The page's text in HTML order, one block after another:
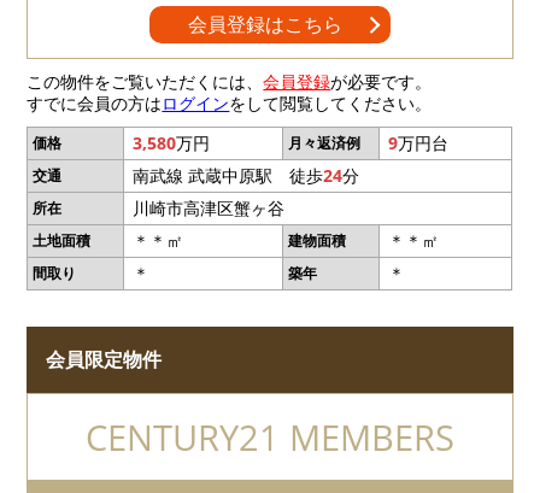
会員登録はこちら
この物件をご覧いただくには、会員登録が必要です。
すでに会員の方はログインをして閲覧してください。
価格 3,580万円 月々返済例 9万円台
交通 南武線 武蔵中原駅 徒歩24分
所在 川崎市高津区蟹ヶ谷
土地面積 ＊＊㎡ 建物面積 ＊＊㎡
間取り ＊ 築年 ＊
会員限定物件
CENTURY21 MEMBERS